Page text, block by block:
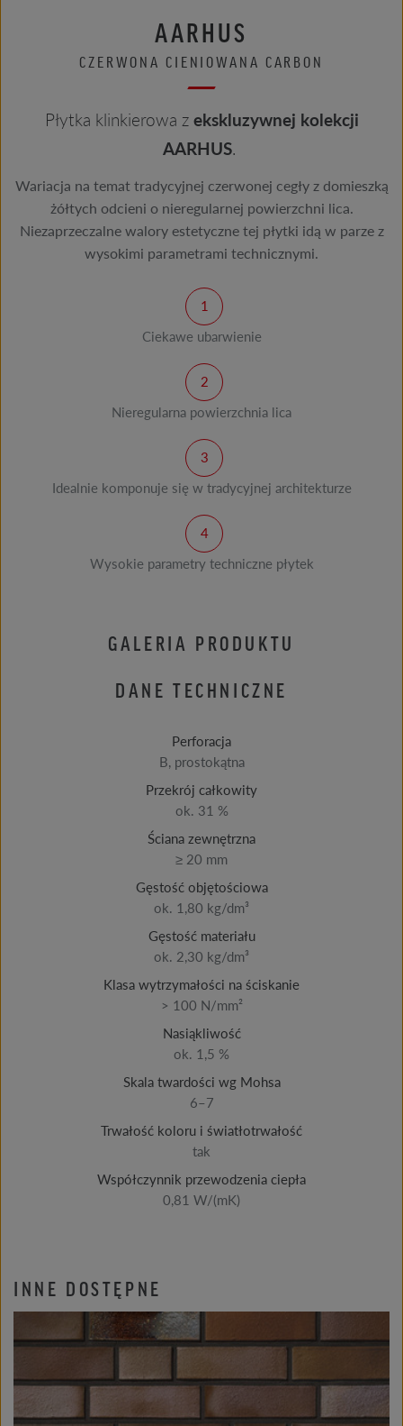
AARHUS
CZERWONA CIENIOWANA CARBON
Płytka klinkierowa zekskluzywnej kolekcji
AARHUS.
Wariacja na temat tradycyjnej czerwonej cegły z domieszką
żółtych odcieni o nieregularnej powierzchni lica.
Niezaprzeczalne walory estetyczne tej płytki idą w parze z
wysokimi parametrami technicznymi.
Ciekawe ubarwienie
Nieregularna powierzchnia lica
Idealnie komponuje się w tradycyjnej architekturze
Wysokie parametry techniczne płytek
GALERIA PRODUKTU
DANE TECHNICZNE
Perforacja
B, prostokątna
Przekrój całkowity
ok. 31 %
Ściana zewnętrzna
≥ 20 mm
Gęstość objętościowa
ok. 1,80 kg/dm³
Gęstość materiału
ok. 2,30 kg/dm³
Klasa wytrzymałości na ściskanie
> 100 N/mm²
Nasiąkliwość
ok. 1,5 %
Skala twardości wg Mohsa
6–7
Trwałość koloru i światłotrwałość
tak
Współczynnik przewodzenia ciepła
0,81 W/(mK)
INNE DOSTĘPNE